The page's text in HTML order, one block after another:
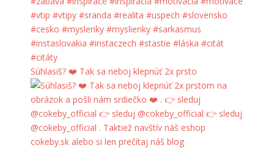
Súhlasiš? ❤️ Tak sa neboj klepnúť 2x prsto